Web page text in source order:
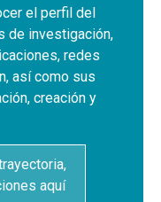
el perfil del
de investigación,
redes
así como sus
creación y
aquí